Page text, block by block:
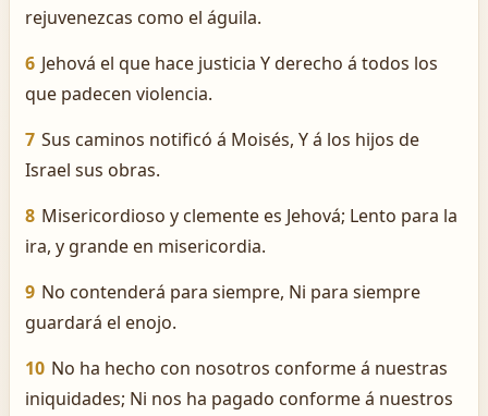
rejuvenezcas como el águila.
6 Jehová el que hace justicia Y derecho á todos los
que padecen violencia.
7 Sus caminos notificó á Moisés, Y á los hijos de
Israel sus obras.
8 Misericordioso y clemente es Jehová; Lento para la
ira, y grande en misericordia.
9 No contenderá para siempre, Ni para siempre
guardará el enojo.
10 No ha hecho con nosotros conforme á nuestras
iniquidades; Ni nos ha pagado conforme á nuestros